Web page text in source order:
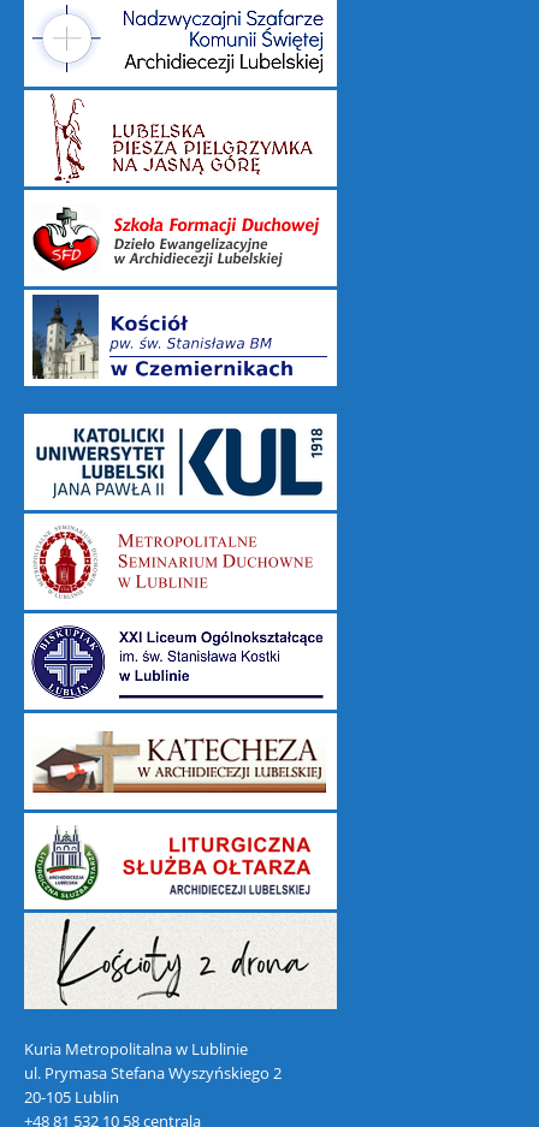
Kuria Metropolitalna w Lublinie
ul. Prymasa Stefana Wyszyńskiego 2
20-105 Lublin
+48 81 532 10 58 centrala